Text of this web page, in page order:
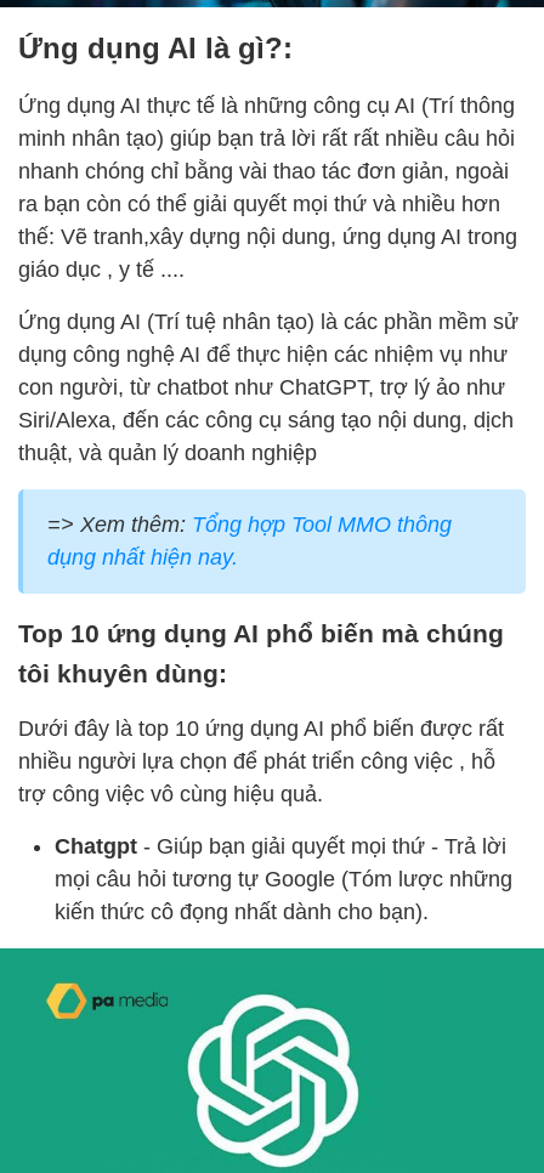
Ứng dụng AI là gì?:
Ứng dụng AI thực tế là những công cụ AI (Trí thông
minh nhân tạo) giúp bạn trả lời rất rất nhiều câu hỏi
nhanh chóng chỉ bằng vài thao tác đơn giản, ngoài
ra bạn còn có thể giải quyết mọi thứ và nhiều hơn
thế: Vẽ tranh,xây dựng nội dung, ứng dụng AI trong
giáo dục , y tế ....
Ứng dụng AI (Trí tuệ nhân tạo) là các phần mềm sử
dụng công nghệ AI để thực hiện các nhiệm vụ như
con người, từ chatbot như ChatGPT, trợ lý ảo như
Siri/Alexa, đến các công cụ sáng tạo nội dung, dịch
thuật, và quản lý doanh nghiệp
=> Xem thêm: Tổng hợp Tool MMO thông
dụng nhất hiện nay.
Top 10 ứng dụng AI phổ biến mà chúng
tôi khuyên dùng:
Dưới đây là top 10 ứng dụng AI phổ biến được rất
nhiều người lựa chọn để phát triển công việc , hỗ
trợ công việc vô cùng hiệu quả.
Chatgpt - Giúp bạn giải quyết mọi thứ - Trả lời
mọi câu hỏi tương tự Google (Tóm lược những
kiến thức cô đọng nhất dành cho bạn).